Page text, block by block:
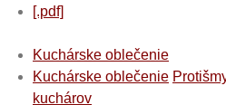
[.pdf]
Kuchárske oblečenie
Kuchárske oblečenie
kuchárov